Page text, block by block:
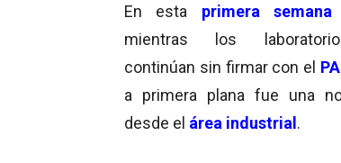
En esta primera
mientras los
continúan sin firmar con el
a primera plana fue una
desde el área industrial.